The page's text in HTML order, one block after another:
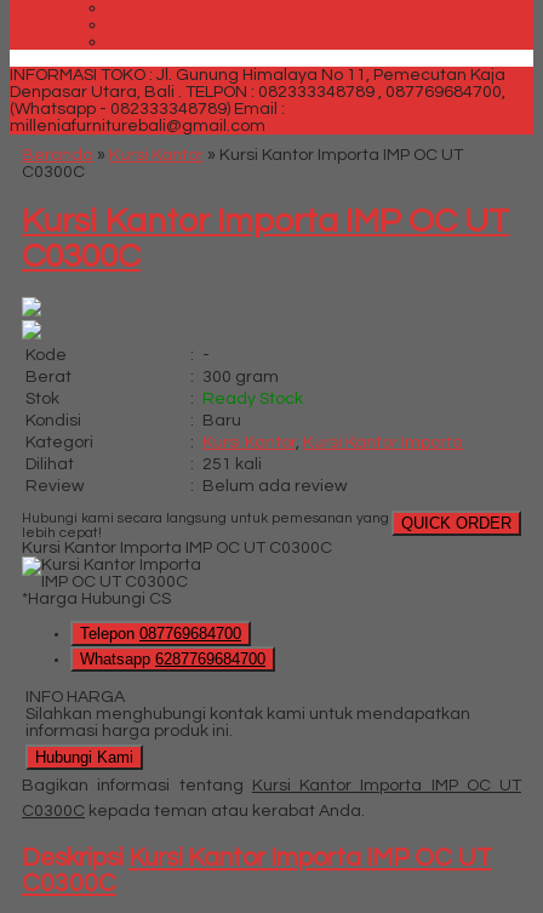
INFORMASI TOKO : Jl. Gunung Himalaya No 11, Pemecutan Kaja
Denpasar Utara, Bali . TELPON : 082333348789 , 087769684700,
(Whatsapp - 082333348789) Email :
milleniafurniturebali@gmail.com
Beranda » Kursi Kantor » Kursi Kantor Importa IMP OC UT
C0300C
Kursi Kantor Importa IMP OC UT
C0300C
Kode :
-
Berat
:
300 gram
Stok
:
Ready Stock
Kondisi
:
Baru
Kategori
: Kursi Kantor, Kursi Kantor Importa
Dilihat
:
251 kali
Review
: Belum ada review
QUICK ORDER
Hubungi kami secara langsung untuk pemesanan yang
lebih cepat!
Kursi Kantor Importa IMP OC UT C0300C
*Harga Hubungi CS
Telepon 087769684700
Whatsapp 6287769684700
INFO HARGA
Silahkan menghubungi kontak kami untuk mendapatkan
informasi harga produk ini.
Hubungi Kami
Bagikan informasi tentang Kursi Kantor Importa IMP OC UT
C0300C kepada teman atau kerabat Anda.
Deskripsi Kursi Kantor Importa IMP OC UT
C0300C